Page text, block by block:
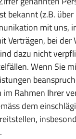
bekannt (z.B.
mit uns,
Verträgen, bei der
dazu nicht
Wenn Sie
im Rahmen Ihrer
dem